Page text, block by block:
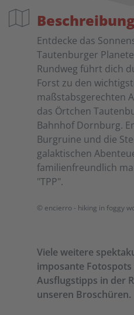
Beschreibung
Entdecke das
Tautenburger
Rundweg führt dich
Forst zu den
maßstabsgerechten
das Örtchen
Bahnhof Dornburg.
Burgruine und die
galaktischen
familienfreundlich
"TPP".
© encierro - hiking in foggy
Viele weitere
imposante
Ausflugstipps in der
unseren Broschüren.